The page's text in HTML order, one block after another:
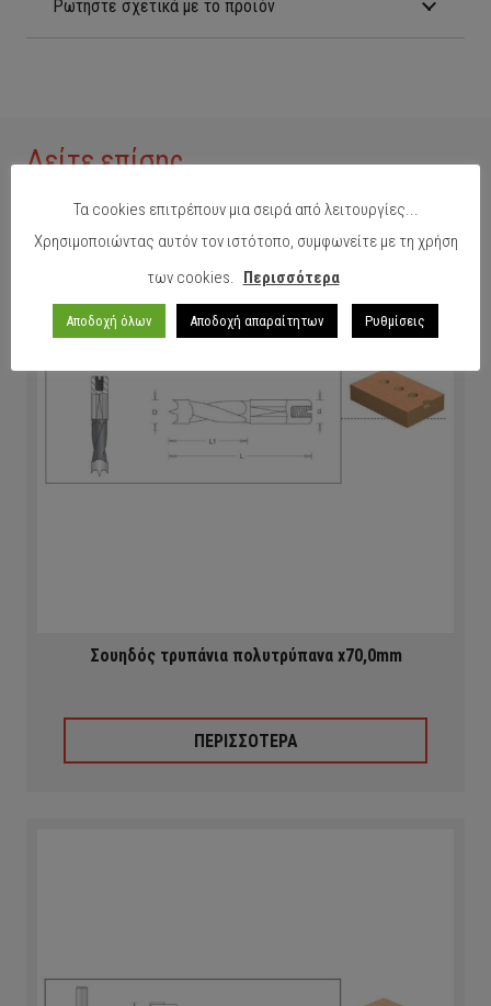
Ρωτήστε σχετικά με το προϊόν
Δείτε επίσης
Σουηδός τρυπάνια πολυτρύπανα x70,0mm
ΠΕΡΙΣΣΟΤΕΡΑ
Τα cookies επιτρέπουν μια σειρά από λειτουργίες...
Χρησιμοποιώντας αυτόν τον ιστότοπο, συμφωνείτε με τη χρήση
των cookies.
Περισσότερα
Αποδοχή όλων Αποδοχή απαραίτητων Ρυθμίσεις